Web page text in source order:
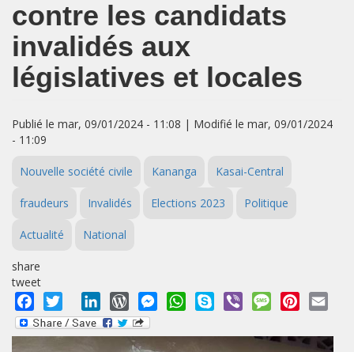
contre les candidats
invalidés aux
législatives et locales
Publié le mar, 09/01/2024 - 11:08 | Modifié le mar, 09/01/2024
- 11:09
Nouvelle société civile Kananga Kasai-Central
fraudeurs Invalidés Elections 2023 Politique
Actualité National
share
tweet
Facebook
Twitter LinkedInWordPressMessengerWhatsApp
Skype Viber MessagePinterest